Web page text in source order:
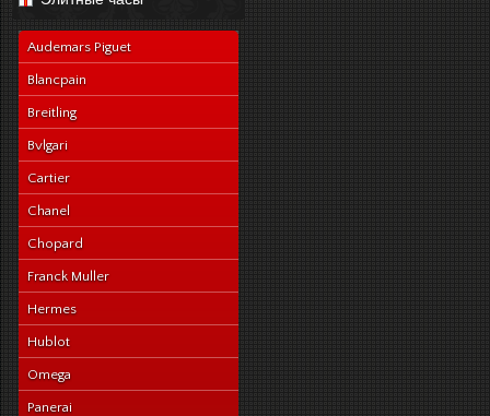
Audemars Piguet
Blancpain
Breitling
Bvlgari
Cartier
Chanel
Chopard
Franck Muller
Hermes
Hublot
Omega
Panerai